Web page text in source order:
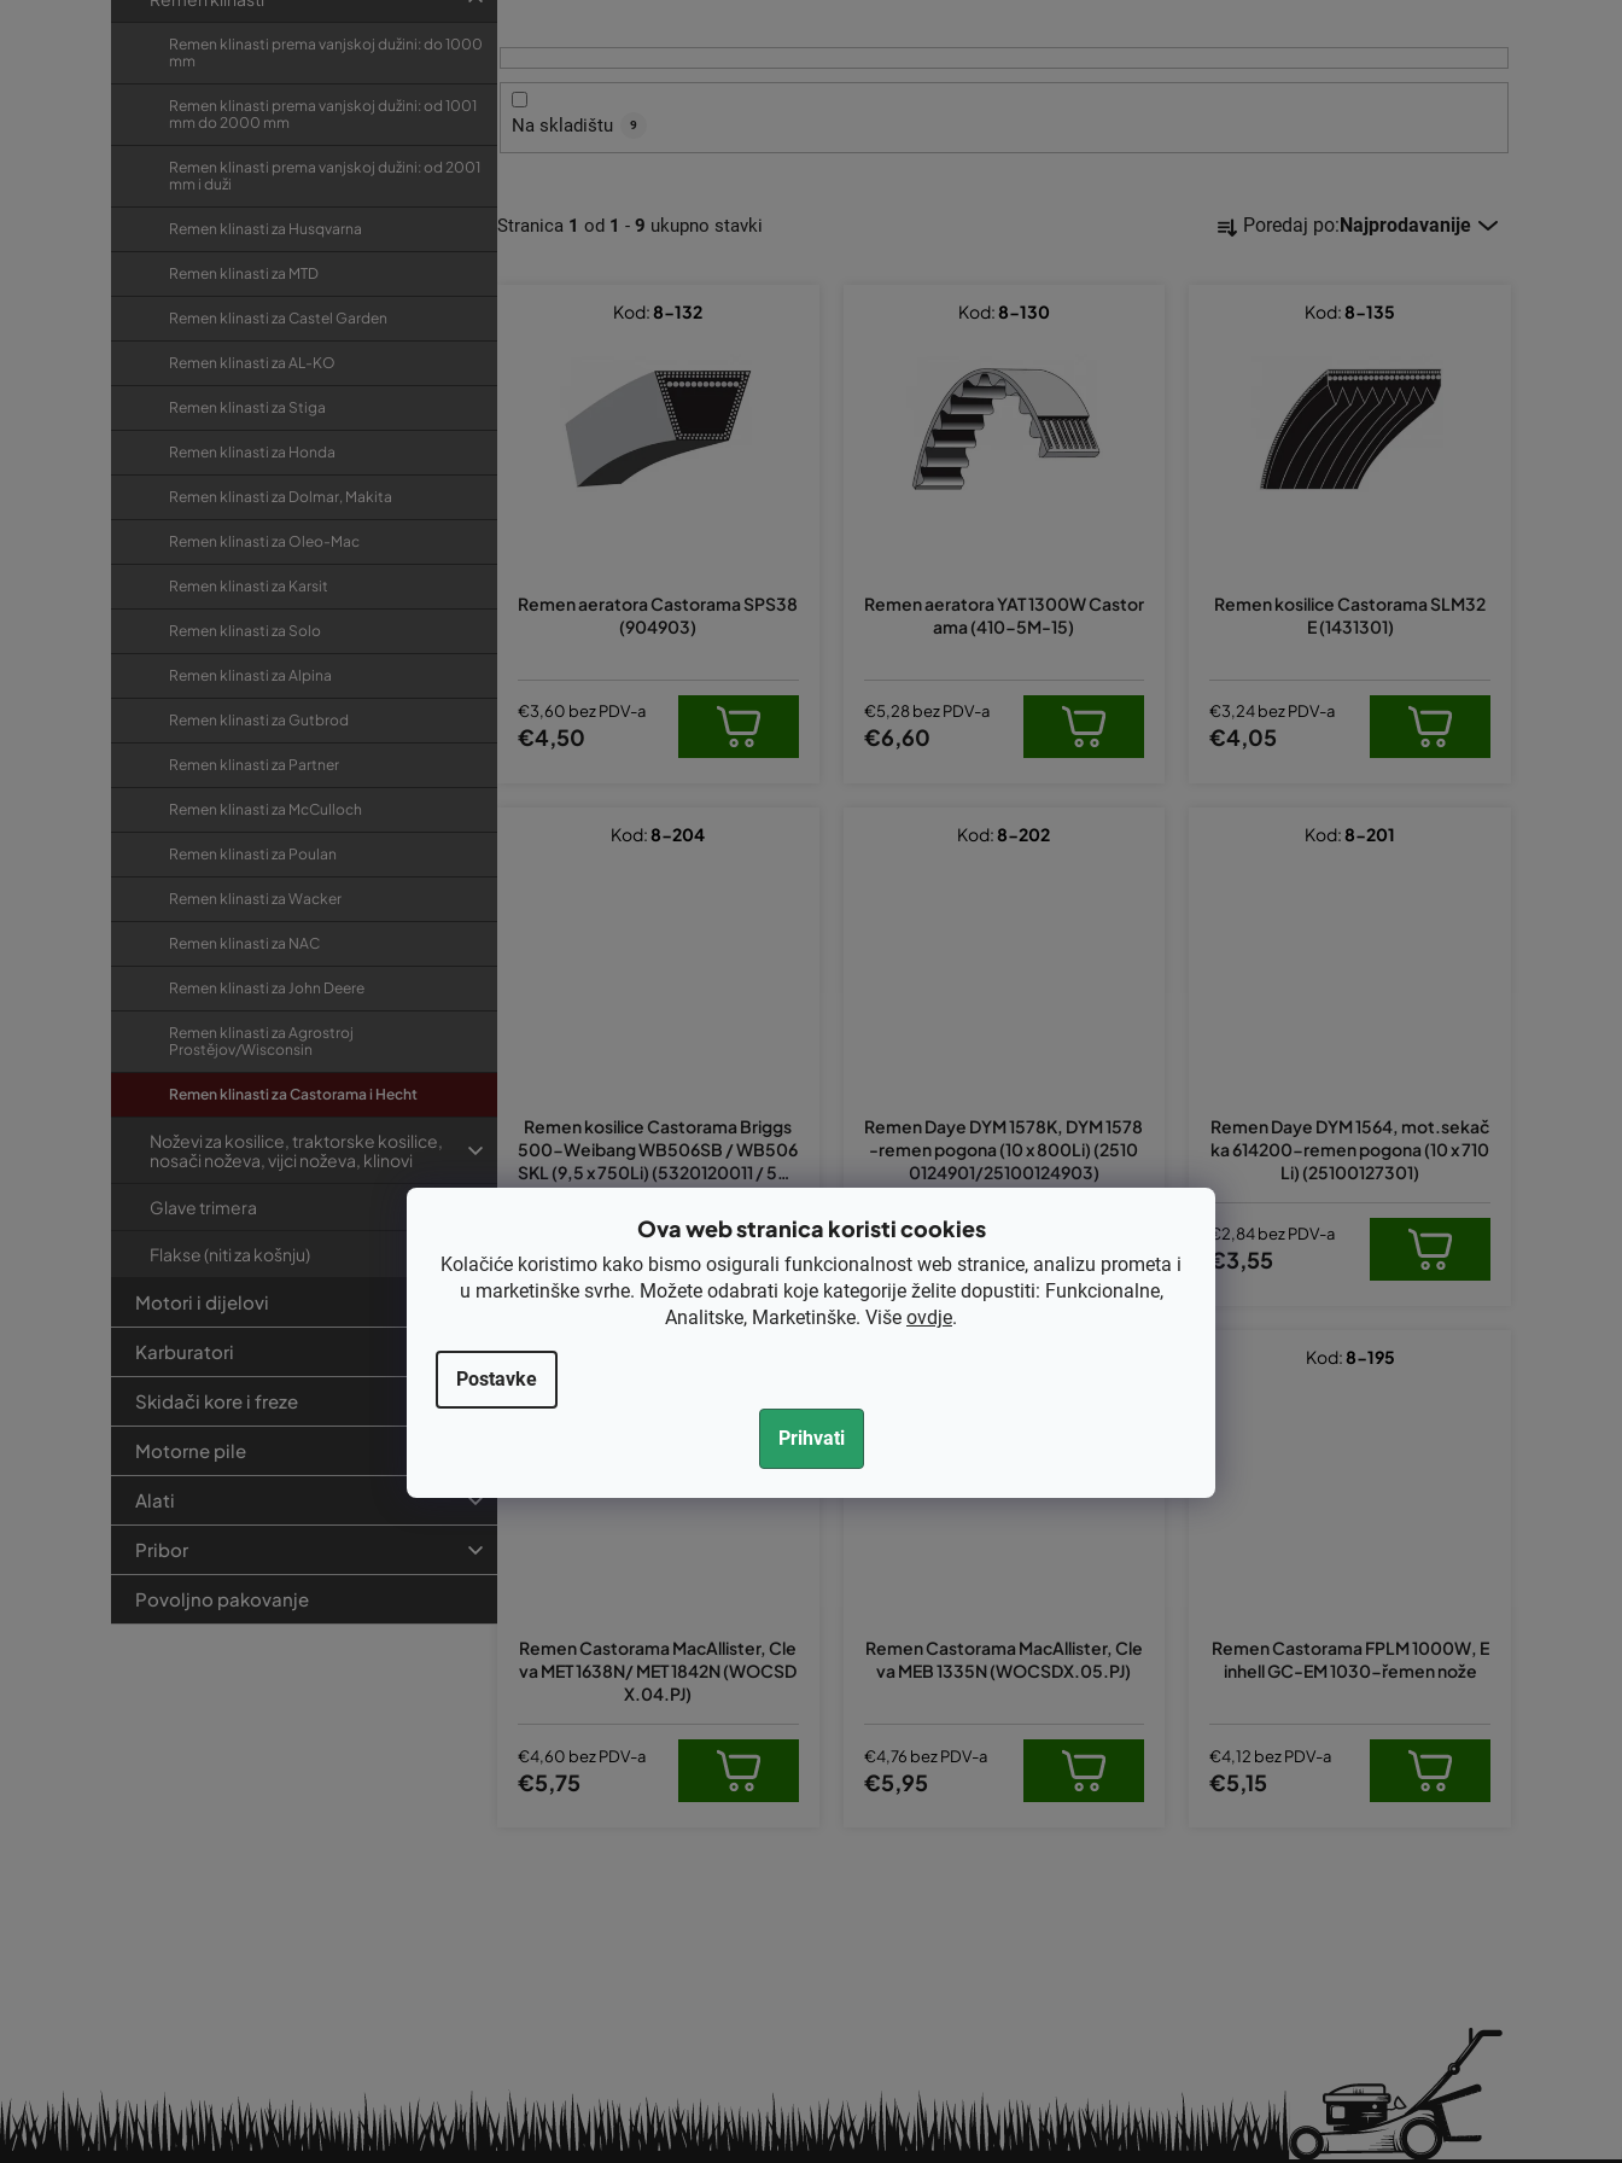
Ova web stranica koristi cookies
Kolačiće koristimo kako bismo osigurali funkcionalnost web stranice, analizu prometa i
u marketinške svrhe. Možete odabrati koje kategorije želite dopustiti: Funkcionalne,
Analitske, Marketinške. Više ovdje.
Postavke
Prihvati
Remen klinasti prema vanjskoj dužini: do 1000
mm
Remen klinasti prema vanjskoj dužini: od 1001
mm do 2000 mm
Remen klinasti prema vanjskoj dužini: od 2001
mm i duži
Remen klinasti za Husqvarna
Remen klinasti za MTD
Remen klinasti za Castel Garden
Remen klinasti za AL-KO
Remen klinasti za Stiga
Remen klinasti za Honda
Remen klinasti za Dolmar, Makita
Remen klinasti za Oleo-Mac
Remen klinasti za Karsit
Remen klinasti za Solo
Remen klinasti za Alpina
Remen klinasti za Gutbrod
Remen klinasti za Partner
Remen klinasti za McCulloch
Remen klinasti za Poulan
Remen klinasti za Wacker
Remen klinasti za NAC
Remen klinasti za John Deere
Remen klinasti za Agrostroj
Prostějov/Wisconsin
Remen klinasti za Castorama i Hecht
Noževi za kosilice, traktorske kosilice,
nosači noževa, vijci noževa, klinovi
Glave trimera
Flakse (niti za košnju)
Motori i dijelovi
Karburatori
Skidači kore i freze
Motorne pile
Alati
Pribor
Povoljno pakovanje
Stranica 1 od 1 - 9 ukupno stavki
S
o
o
v
o
Poredaj po:Najprodavanije
Na skladištu 9
s
p
o
v
Remen aeratora Castorama SPS38
(904903)
€3,60 bez PDV-a
€4,50
Kod:8-132
Remen aeratora YAT 1300W Castor
ama (410-5M-15)
€5,28 bez PDV-a
€6,60
Kod:8-130
Remen kosilice Castorama SLM32
E (1431301)
€3,24 bez PDV-a
€4,05
Kod:8-135
Remen kosilice Castorama Briggs
500-Weibang WB506SB / WB506
SKL (9,5 x 750Li) (5320120011 / 532
0120011)
€3,60 bez PDV-a
€4,50
Kod:8-204
Remen Daye DYM 1578K, DYM 1578
-remen pogona (10 x 800Li) (2510
0124901/25100124903)
€3,44 bez PDV-a
€4,30
Kod:8-202
Remen Daye DYM 1564, mot.sekač
ka 614200-remen pogona (10 x 710
Li) (25100127301)
€2,84 bez PDV-a
€3,55
Kod:8-201
Remen Castorama MacAllister, Cle
va MET 1638N/ MET 1842N (WOCSD
X.04.PJ)
€4,60 bez PDV-a
€5,75
Remen Castorama MacAllister, Cle
va MEB 1335N (WOCSDX.05.PJ)
€4,76 bez PDV-a
€5,95
Remen Castorama FPLM 1000W, E
inhell GC-EM 1030-řemen nože
€4,12 bez PDV-a
€5,15
Kod:8-195
l
i